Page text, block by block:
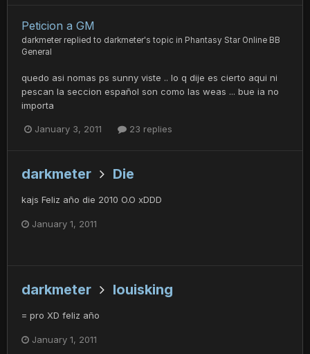
Peticion a GM
darkmeter replied to darkmeter's topic in Phantasy Star Online BB
General
quedo asi nomas ps sunny viste .. lo q dije es cierto aqui ni
pescan la seccion español son como las weas ... bue ia no
importa
January 3, 2011 23 replies
darkmeter Die
kajs Feliz año die 2010 O.O xDDD
January 1, 2011
darkmeter louisking
= pro XD feliz año
January 1, 2011